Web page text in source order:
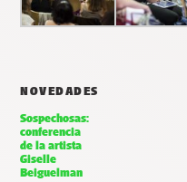
NOVEDADES
Sospechosas:
conferencia
de la artista
Giselle
Beiguelman